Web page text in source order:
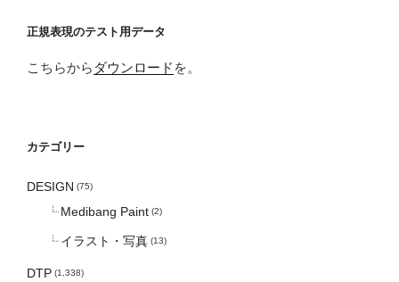
正規表現のテスト用データ
こちらから ダウンロード を。
カテゴリー
DESIGN (75)
Medibang Paint (2)
イラスト・写真 (13)
DTP (1,338)